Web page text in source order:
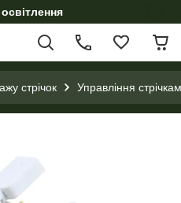
стрічок Управління